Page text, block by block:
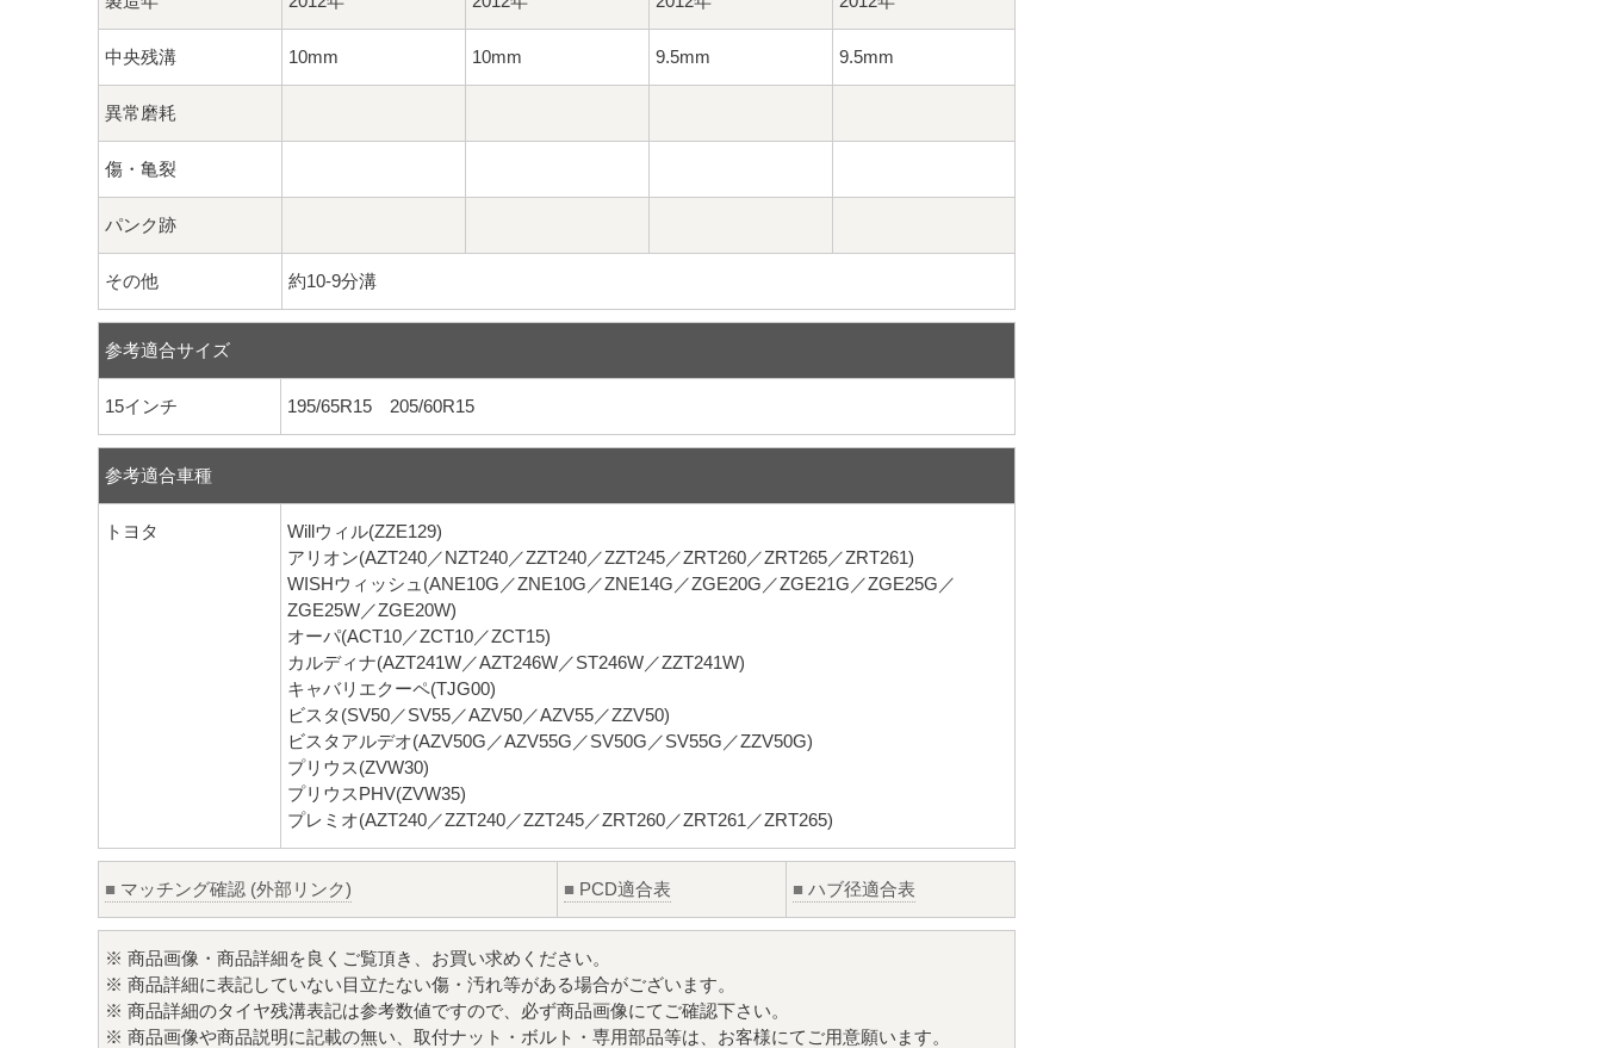
中央残溝 10mm 10mm 9.5mm 9.5mm
異常磨耗
傷・亀裂
パンク跡
その他 約10-9分溝
参考適合サイズ
15インチ 195/65R15 205/60R15
参考適合車種
トヨタ
Willウィル(ZZE129)
アリオン(AZT240／NZT240／ZZT240／ZZT245／ZRT260／ZRT265／ZRT261)
WISHウィッシュ(ANE10G／ZNE10G／ZNE14G／ZGE20G／ZGE21G／ZGE25G／
ZGE25W／ZGE20W)
オーパ(ACT10／ZCT10／ZCT15)
カルディナ(AZT241W／AZT246W／ST246W／ZZT241W)
キャバリエクーペ(TJG00)
ビスタ(SV50／SV55／AZV50／AZV55／ZZV50)
ビスタアルデオ(AZV50G／AZV55G／SV50G／SV55G／ZZV50G)
プリウス(ZVW30)
プリウスPHV(ZVW35)
プレミオ(AZT240／ZZT240／ZZT245／ZRT260／ZRT261／ZRT265)
■ マッチング確認 (外部リンク) ■ PCD適合表 ■ ハブ径適合表
※ 商品画像・商品詳細を良くご覧頂き、お買い求めください。
※ 商品詳細に表記していない目立たない傷・汚れ等がある場合がございます。
※ 商品詳細のタイヤ残溝表記は参考数値ですので、必ず商品画像にてご確認下さい。
※ 商品画像や商品説明に記載の無い、取付ナット・ボルト・専用部品等は、お客様にてご用意願います。